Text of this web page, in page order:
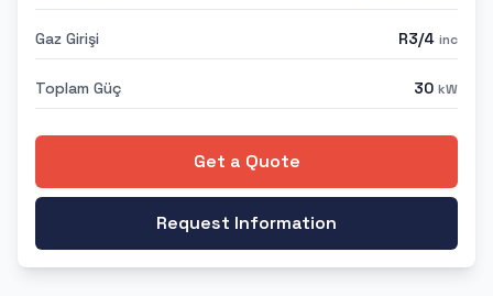
Gaz Girişi R3/4 inc
Toplam Güç 30 kW
Get a Quote
Request Information